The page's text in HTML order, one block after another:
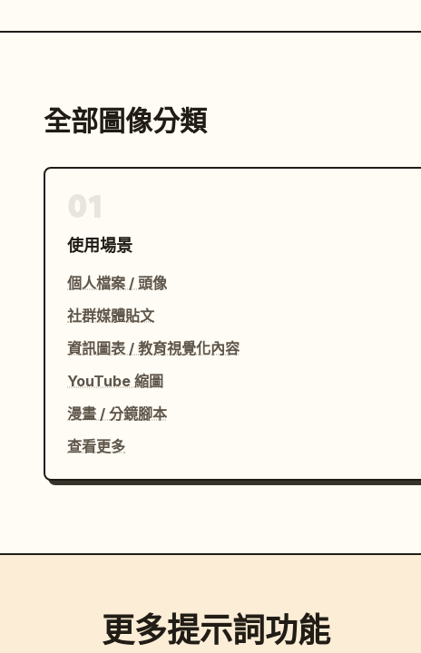
全部圖像分類
使用場景
個人檔案 / 頭像
社群媒體貼文
資訊圖表 / 教育視覺化內容
YouTube 縮圖
漫畫 / 分鏡腳本
查看更多
更多提示詞功能